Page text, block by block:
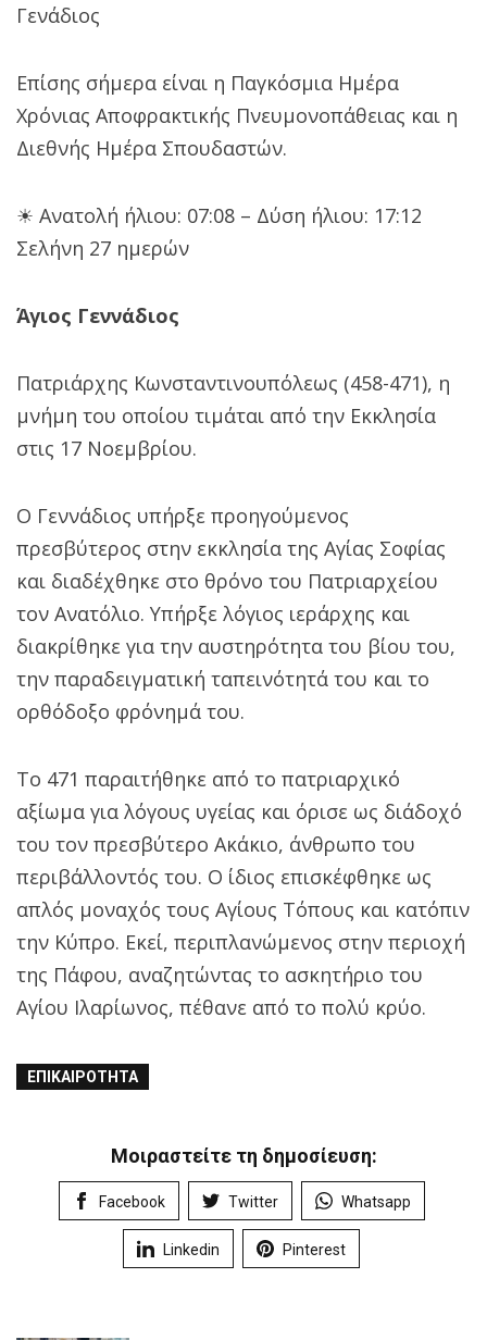
Γενάδιος
Επίσης σήμερα είναι η Παγκόσμια Ημέρα
Χρόνιας Αποφρακτικής Πνευμονοπάθειας και η
Διεθνής Ημέρα Σπουδαστών.
☀ Ανατολή ήλιου: 07:08 – Δύση ήλιου: 17:12
Σελήνη 27 ημερών
Άγιος Γεννάδιος
Πατριάρχης Κωνσταντινουπόλεως (458-471), η
μνήμη του οποίου τιμάται από την Εκκλησία
στις 17 Νοεμβρίου.
Ο Γεννάδιος υπήρξε προηγούμενος
πρεσβύτερος στην εκκλησία της Αγίας Σοφίας
και διαδέχθηκε στο θρόνο του Πατριαρχείου
τον Ανατόλιο. Υπήρξε λόγιος ιεράρχης και
διακρίθηκε για την αυστηρότητα του βίου του,
την παραδειγματική ταπεινότητά του και το
ορθόδοξο φρόνημά του.
Το 471 παραιτήθηκε από το πατριαρχικό
αξίωμα για λόγους υγείας και όρισε ως διάδοχό
του τον πρεσβύτερο Ακάκιο, άνθρωπο του
περιβάλλοντός του. Ο ίδιος επισκέφθηκε ως
απλός μοναχός τους Αγίους Τόπους και κατόπιν
την Κύπρο. Εκεί, περιπλανώμενος στην περιοχή
της Πάφου, αναζητώντας το ασκητήριο του
Αγίου Ιλαρίωνος, πέθανε από το πολύ κρύο.
ΕΠΙΚΑΙΡΌΤΗΤΑ
Μοιραστείτε τη δημοσίευση:
Facebook Twitter Whatsapp
Linkedin Pinterest